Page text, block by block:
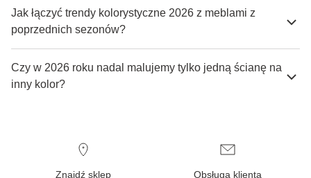
Jak łączyć trendy kolorystyczne 2026 z meblami z
poprzednich sezonów?
Czy w 2026 roku nadal malujemy tylko jedną ścianę na
inny kolor?
Znajdź sklep Obsługa klienta